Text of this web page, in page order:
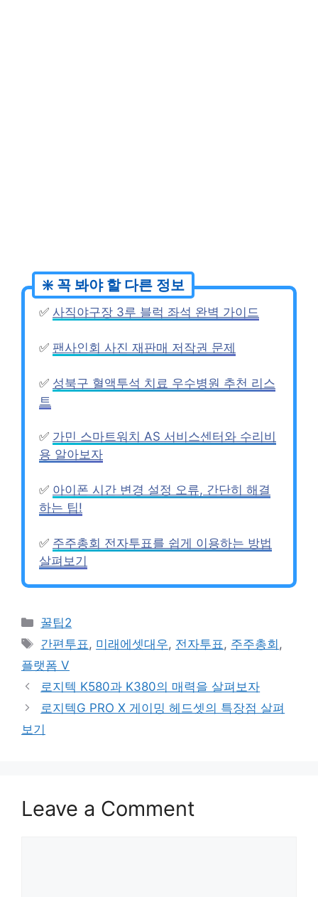
✅ 사직야구장 3루 블럭 좌석 완벽 가이드
✅ 팬사인회 사진 재판매 저작권 문제
✅ 성북구 혈액투석 치료 우수병원 추천 리스
트
✅ 가민 스마트워치 AS 서비스센터와 수리비
용 알아보자
✅ 아이폰 시간 변경 설정 오류, 간단히 해결
하는 팁!
✅ 주주총회 전자투표를 쉽게 이용하는 방법
살펴보기
Categories
꿀팁2
Tags
간편투표 , 미래에셋대우, 전자투표 , 주주총회 ,
플랫폼 V
로지텍 K580과 K380의 매력을 살펴보자
로지텍G PRO X 게이밍 헤드셋의 특장점 살펴
보기
Leave a Comment